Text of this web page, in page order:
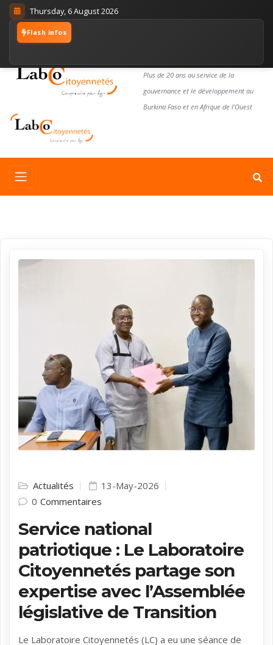
Thursday, 6 August 2026
Flash infos
Plus de 20 ans au service de la
gouvernance et le développement au
Burkina Faso et en Afrique de l'Ouest
Actualités
13-May-2026
0 Commentaires
Service national
patriotique : Le Laboratoire
Citoyennetés partage son
expertise avec l’Assemblée
législative de Transition
Le Laboratoire Citoyennetés (LC) a eu une séance de